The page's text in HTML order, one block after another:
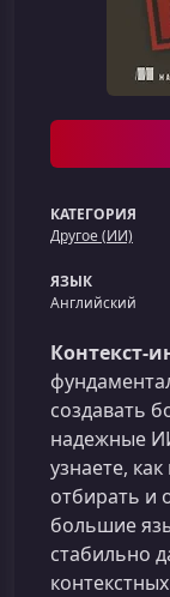
КАТЕГОРИЯ
Другое (ИИ)
ЯЗЫК
Английский
Контекст-
создавать
надежные
узнаете,
отбирать и
большие
стабильно